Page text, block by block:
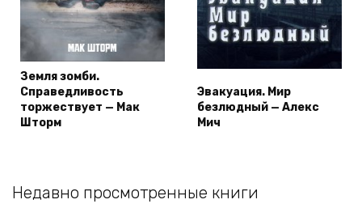
Земля зомби.
Справедливость
торжествует — Мак
Шторм
Эвакуация. Мир
безлюдный — Алекс
Мич
Недавно просмотренные книги